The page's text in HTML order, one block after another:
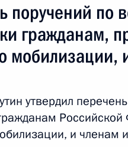
Показать
года, среда
поручений по
гражданам,
мобилизации,
утвердил
и членам